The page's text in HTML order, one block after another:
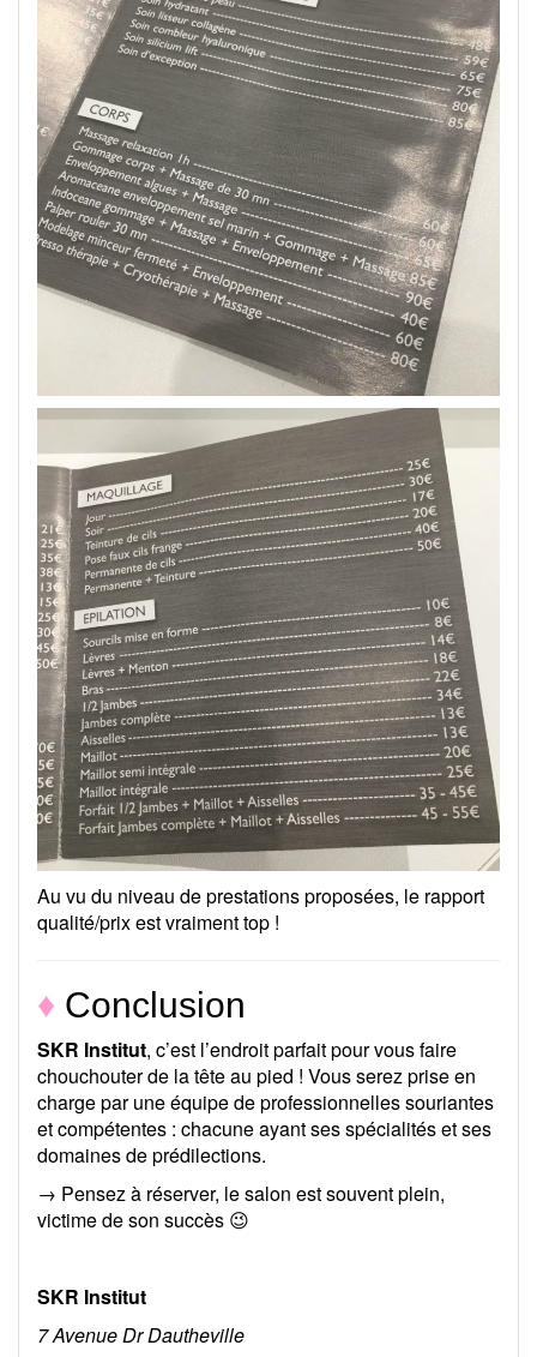
Au vu du niveau de prestations proposées, le rapport
qualité/prix est vraiment top !
♦ Conclusion
SKR Institut, c’est l’endroit parfait pour vous faire
chouchouter de la tête au pied ! Vous serez prise en
charge par une équipe de professionnelles souriantes
et compétentes : chacune ayant ses spécialités et ses
domaines de prédilections.
→ Pensez à réserver, le salon est souvent plein,
victime de son succès 😉
SKR Institut
7 Avenue Dr Dautheville